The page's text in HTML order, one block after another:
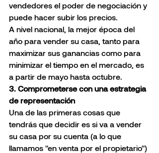
vendedores el poder de negociación y
puede hacer subir los precios.
A nivel nacional, la mejor época del
año para vender su casa, tanto para
maximizar sus ganancias como para
minimizar el tiempo en el mercado, es
a partir de mayo hasta octubre.
3. Comprometerse con una estrategia
de representación
Una de las primeras cosas que
tendrás que decidir es si va a vender
su casa por su cuenta (a lo que
llamamos "en venta por el propietario")